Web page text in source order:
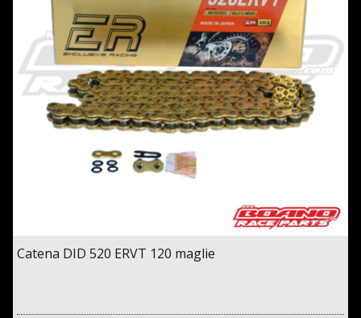
Catena DID 520 ERVT 120 maglie